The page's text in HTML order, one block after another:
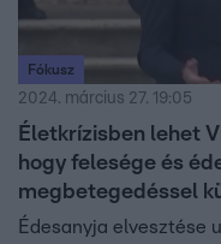
Fókusz
2024. március 27. 19:05
Életkrízisben lehet
hogy felesége és
megbetegedéssel
Édesanyja elvesztése